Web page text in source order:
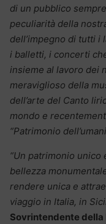
di un pubblico
peculiarità della
dell’impegno di tutti i
i balletti, i concerti
insieme al lavoro dei
meraviglioso della
dell’arte del Canto
mondo e
“Patrimonio
“Un patrimonio
bellezza
rendere unica e
viaggio in Italia, in
Sovrintendente della